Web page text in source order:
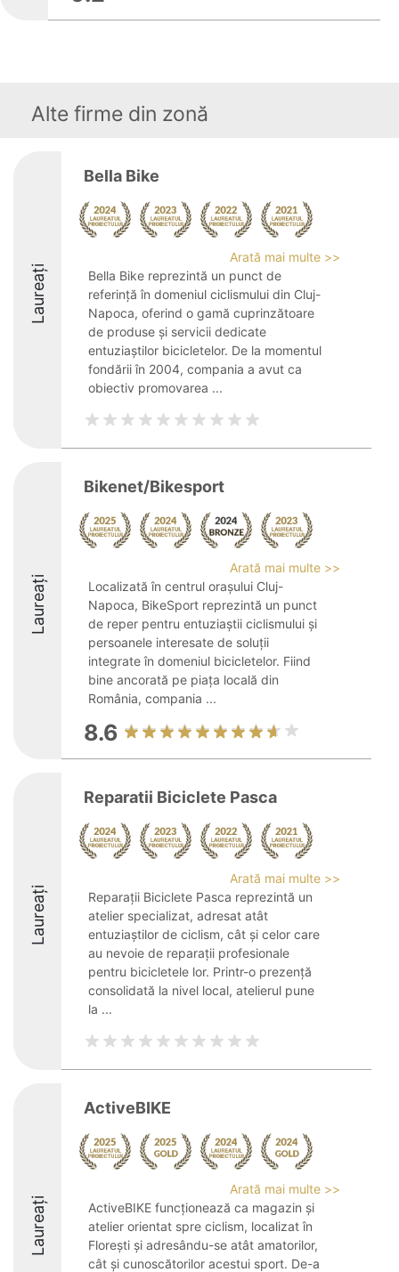
Alte firme din zonă
Laureați
Bella Bike
Arată mai multe >>
Bella Bike reprezintă un punct de
referință în domeniul ciclismului din Cluj-
Napoca, oferind o gamă cuprinzătoare
de produse și servicii dedicate
entuziaștilor bicicletelor. De la momentul
fondării în 2004, compania a avut ca
obiectiv promovarea ...
Laureați
Bikenet/Bikesport
Arată mai multe >>
Localizată în centrul orașului Cluj-
Napoca, BikeSport reprezintă un punct
de reper pentru entuziaștii ciclismului și
persoanele interesate de soluții
integrate în domeniul bicicletelor. Fiind
bine ancorată pe piața locală din
România, compania ...
8.6
Laureați
Reparatii Biciclete Pasca
Arată mai multe >>
Reparații Biciclete Pasca reprezintă un
atelier specializat, adresat atât
entuziaștilor de ciclism, cât și celor care
au nevoie de reparații profesionale
pentru bicicletele lor. Printr-o prezență
consolidată la nivel local, atelierul pune
la ...
Laureați
ActiveBIKE
Arată mai multe >>
ActiveBIKE funcționează ca magazin și
atelier orientat spre ciclism, localizat în
Florești și adresându-se atât amatorilor,
cât și cunoscătorilor acestui sport. De-a